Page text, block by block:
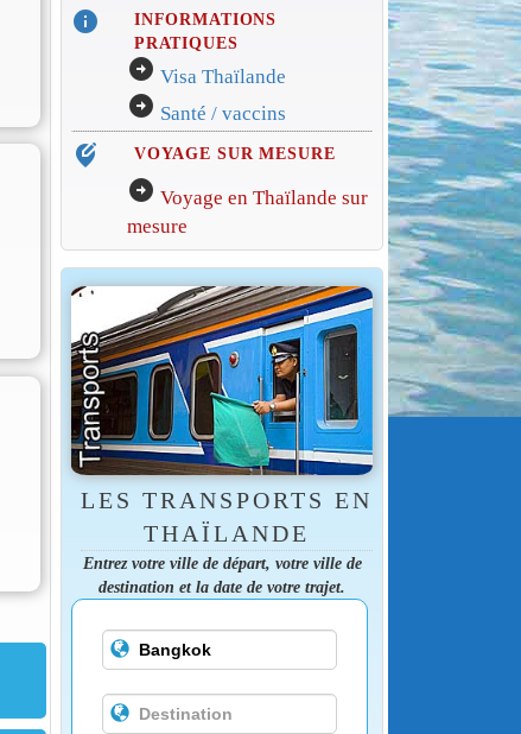
info
INFORMATIONS
PRATIQUES
arrow_circle_right Visa Thaïlande
arrow_circle_right Santé / vaccins
edit_location_alt VOYAGE SUR MESURE
arrow_circle_right Voyage en Thaïlande sur
mesure
LES TRANSPORTS EN
THAÏLANDE
Entrez votre ville de départ, votre ville de
destination et la date de votre trajet.